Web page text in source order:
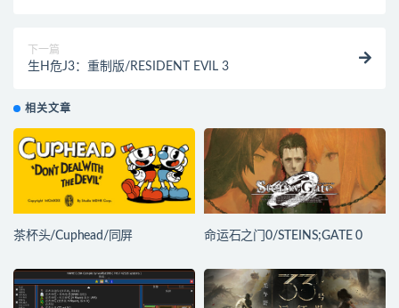
下一篇
生H危J3：重制版/RESIDENT EVIL 3
相关文章
茶杯头/Cuphead/同屏 命运石之门0/STEINS;GATE 0